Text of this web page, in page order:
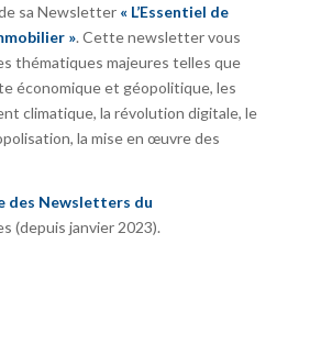
sa Newsletter « L’Essentiel de
». Cette newsletter vous
thématiques majeures telles que
économique et géopolitique, les
climatique, la révolution digitale, le
la mise en œuvre des
des Newsletters du
(depuis janvier 2023).